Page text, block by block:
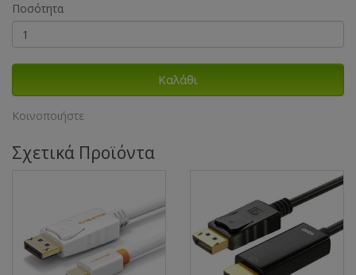
Ποσότητα
Καλάθι
Κοινοποιήστε
Σχετικά Προϊόντα